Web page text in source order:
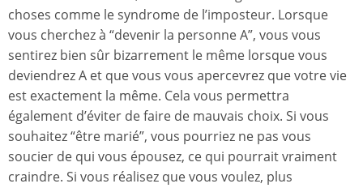
choses comme le syndrome de l’imposteur. Lorsque
vous cherchez à “devenir la personne A”, vous vous
sentirez bien sûr bizarrement le même lorsque vous
deviendrez A et que vous vous apercevrez que votre vie
est exactement la même. Cela vous permettra
également d’éviter de faire de mauvais choix. Si vous
souhaitez “être marié”, vous pourriez ne pas vous
soucier de qui vous épousez, ce qui pourrait vraiment
craindre. Si vous réalisez que vous voulez, plus